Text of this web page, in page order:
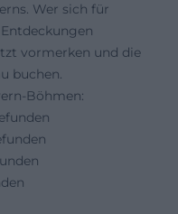
Wer sich für
vormerken und die
buchen.
Böhmen: